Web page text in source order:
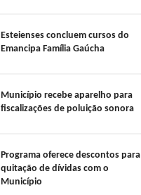
Esteienses concluem cursos do
Emancipa Família Gaúcha
Município recebe aparelho para
fiscalizações de poluição sonora
Programa oferece descontos para
quitação de dívidas com o
Município